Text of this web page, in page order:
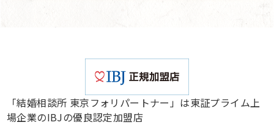
「結婚相談所 東京フォリパートナー」は東証プライム上
場企業のIBJの優良認定加盟店